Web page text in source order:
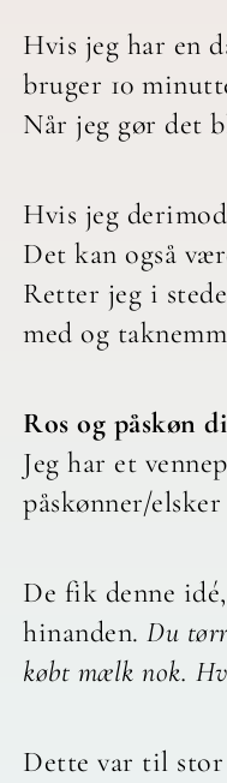
Hvis jeg har en
bruger 10
Når jeg gør det
Hvis jeg
Det kan også
Retter jeg i
med og
Ros og påskøn
Jeg har et
påskønner/
De fik denne
hinanden. Du
købt mælk nok.
Dette var til